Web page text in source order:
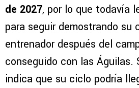
de 2027, por lo que todavía
para seguir demostrando su
entrenador después del
conseguido con las Águilas.
indica que su ciclo podría